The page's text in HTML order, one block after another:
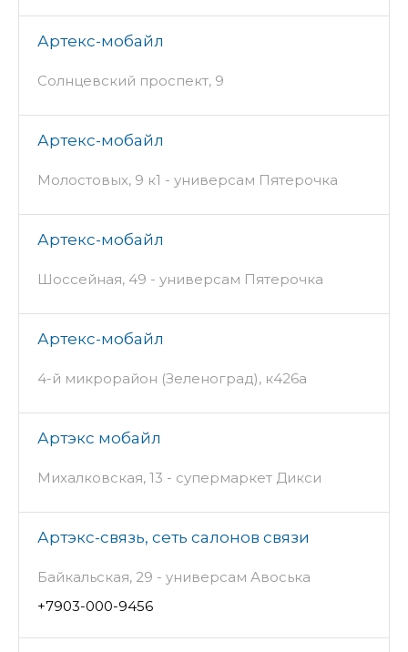
Артекс-мобайл
Солнцевский проспект, 9
Артекс-мобайл
Молостовых, 9 к1 - универсам Пятерочка
Артекс-мобайл
Шоссейная, 49 - универсам Пятерочка
Артекс-мобайл
4-й микрорайон (Зеленоград), к426а
Артэкс мобайл
Михалковская, 13 - супермаркет Дикси
Артэкс-связь, сеть салонов связи
Байкальская, 29 - универсам Авоська
+7903-000-9456